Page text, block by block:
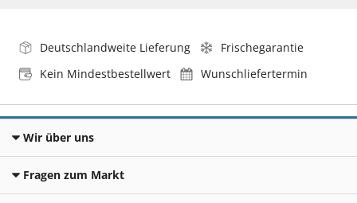
Deutschlandweite Lieferung
Frischegarantie
Kein Mindestbestellwert
Wunschliefertermin
Wir über uns
Fragen zum Markt